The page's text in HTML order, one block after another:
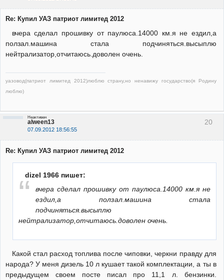
Re: Купил УАЗ патриот лимитед 2012
вчера сделал прошивку от паулюса.14000 км.я не ездил,а
ползал.машина стала подчиняться.высыплю
нейтрализатор,отчитаюсь.доволен очень.
уазовод(патриот лимитед 2012)люблю страну,но ненавижу государство(я Родину
люблю)
20
alween13
07.09.2012 18:56:55
Неактивен
Re: Купил УАЗ патриот лимитед 2012
dizel 1966 пишет:
вчера сделал прошивку от паулюса.14000 км.я не
ездил,а ползал.машина стала
подчиняться.высыплю
нейтрализатор,отчитаюсь.доволен очень.
Какой стал расход топлива после чиповки, черкни правду для
народа? У меня дизель 10 л кушает такой комплектации, а ты в
предыдущем своем посте писал про 11,1 л. бензинки.